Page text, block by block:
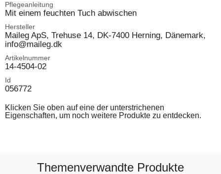
Pflegeanleitung
Mit einem feuchten Tuch abwischen
Hersteller
Maileg ApS, Trehuse 14, DK-7400 Herning, Dänemark,
info@maileg.dk
Artikelnummer
14-4504-02
Id
056772
Klicken Sie oben auf eine der unterstrichenen
Eigenschaften, um noch weitere Produkte zu entdecken.
Themenverwandte Produkte